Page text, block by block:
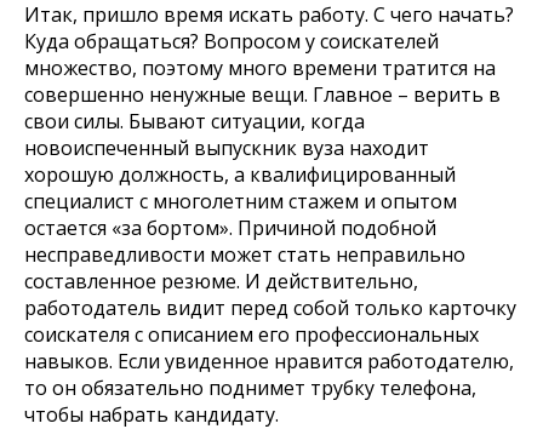
Итак, пришло время искать работу. С чего начать?
Куда обращаться? Вопросом у соискателей
множество, поэтому много времени тратится на
совершенно ненужные вещи. Главное – верить в
свои силы. Бывают ситуации, когда
новоиспеченный выпускник вуза находит
хорошую должность, а квалифицированный
специалист с многолетним стажем и опытом
остается «за бортом». Причиной подобной
несправедливости может стать неправильно
составленное резюме. И действительно,
работодатель видит перед собой только карточку
соискателя с описанием его профессиональных
навыков. Если увиденное нравится работодателю,
то он обязательно поднимет трубку телефона,
чтобы набрать кандидату.